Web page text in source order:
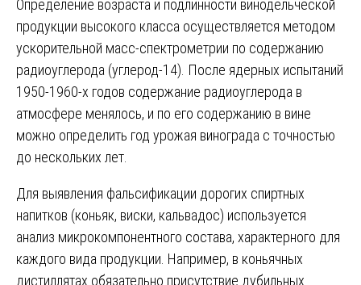
Определение возраста и подлинности винодельческой
продукции высокого класса осуществляется методом
ускорительной масс-спектрометрии по содержанию
радиоуглерода (углерод-14). После ядерных испытаний
1950-1960-х годов содержание радиоуглерода в
атмосфере менялось, и по его содержанию в вине
можно определить год урожая винограда с точностью
до нескольких лет.
Для выявления фальсификации дорогих спиртных
напитков (коньяк, виски, кальвадос) используется
анализ микрокомпонентного состава, характерного для
каждого вида продукции. Например, в коньячных
дистиллятах обязательно присутствие дубильных